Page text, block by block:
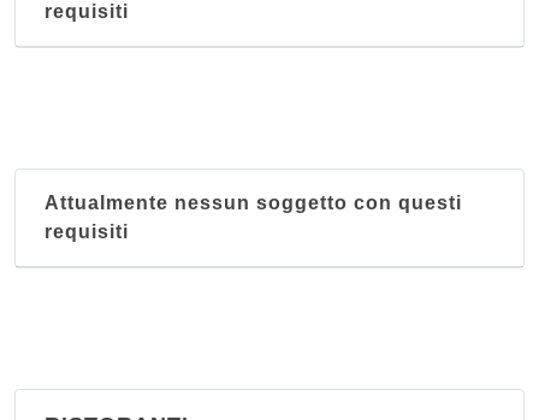
requisiti
Attualmente nessun soggetto con questi
requisiti